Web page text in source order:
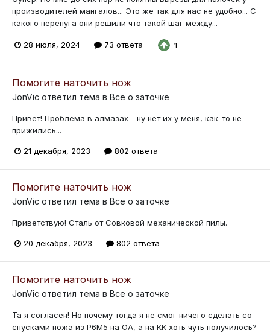
производителей мангалов... Это же так для нас не удобно... С
какого перепуга они решили что такой шаг между...
28 июля, 2024 73 ответа 1
Помогите наточить нож
JonVic ответил тема в Все о заточке
Привет! Проблема в алмазах - ну нет их у меня, как-то не
прижились...
21 декабря, 2023 802 ответа
Помогите наточить нож
JonVic ответил тема в Все о заточке
Приветствую! Сталь от Совковой механической пилы.
20 декабря, 2023 802 ответа
Помогите наточить нож
JonVic ответил тема в Все о заточке
Та я согласен! Но почему тогда я не смог ничего сделать со
спусками ножа из Р6М5 на ОА, а на КК хоть чуть получилось?